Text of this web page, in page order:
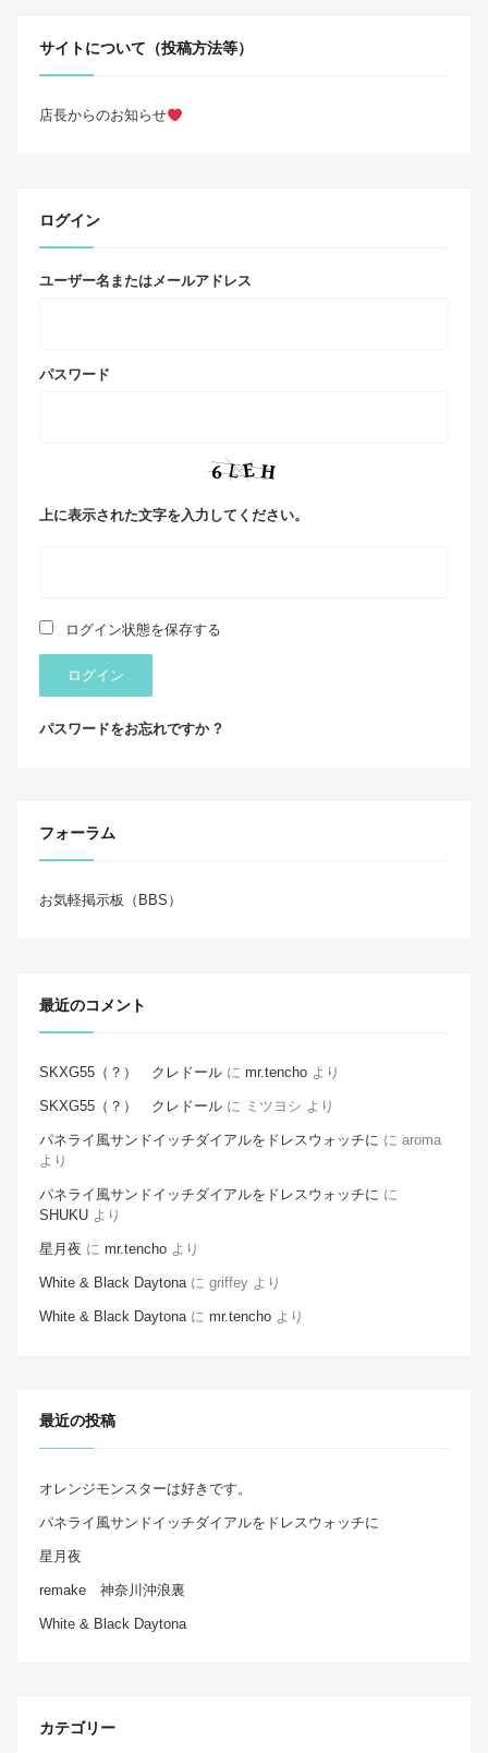
サイトについて（投稿方法等）
店長からのお知らせ
ログイン
ユーザー名またはメールアドレス
パスワード
上に表示された文字を入力してください。
ログイン状態を保存する
ログイン
パスワードをお忘れですか ?
フォーラム
お気軽掲示板（BBS）
最近のコメント
SKXG55（？） クレドール に mr.tencho より
SKXG55（？） クレドール に ミツヨシ より
パネライ風サンドイッチダイアルをドレスウォッチに に aroma
より
パネライ風サンドイッチダイアルをドレスウォッチに に
SHUKU より
星月夜 に mr.tencho より
White & Black Daytonaに griffey より
White & Black Daytonaに mr.tencho より
最近の投稿
オレンジモンスターは好きです。
パネライ風サンドイッチダイアルをドレスウォッチに
星月夜
remake 神奈川沖浪裏
White & Black Daytona
カテゴリー